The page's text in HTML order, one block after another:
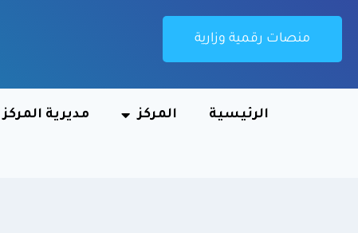
منصات رقمية وزارية
الرئيسية المركز مديرية المركز